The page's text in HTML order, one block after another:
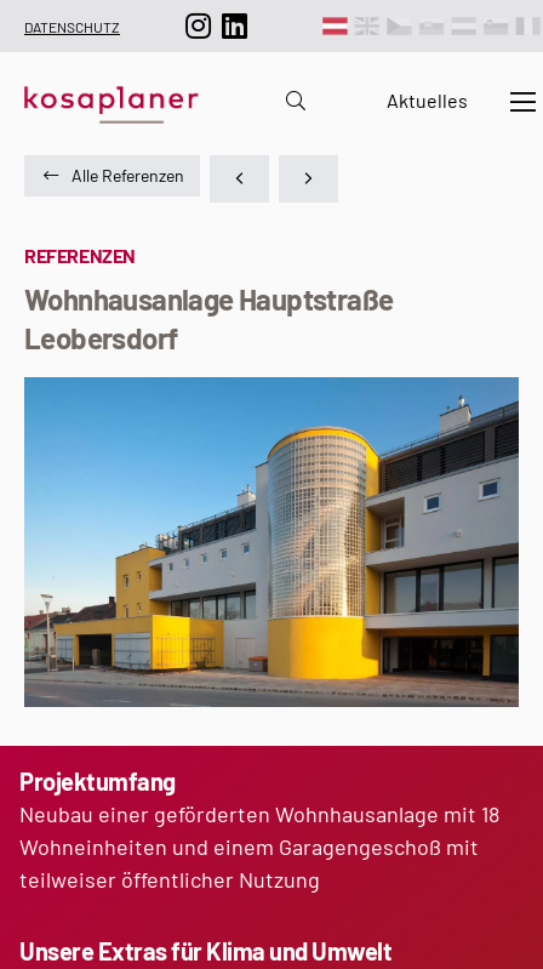
DATENSCHUTZ
Aktuelles
Alle Referenzen
REFERENZEN
Wohnhausanlage Hauptstraße
Leobersdorf
Projektumfang
Neubau einer geförderten Wohnhausanlage mit 18
Wohneinheiten und einem Garagengeschoß mit
teilweiser öffentlicher Nutzung
Unsere Extras für Klima und Umwelt